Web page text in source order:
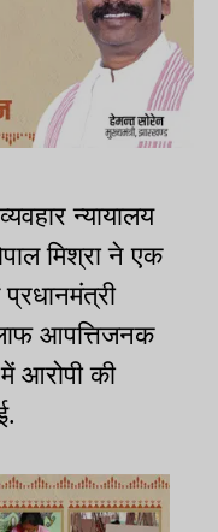
न्यायालय
मिश्रा ने एक
आपत्तिजनक
आरोपी की